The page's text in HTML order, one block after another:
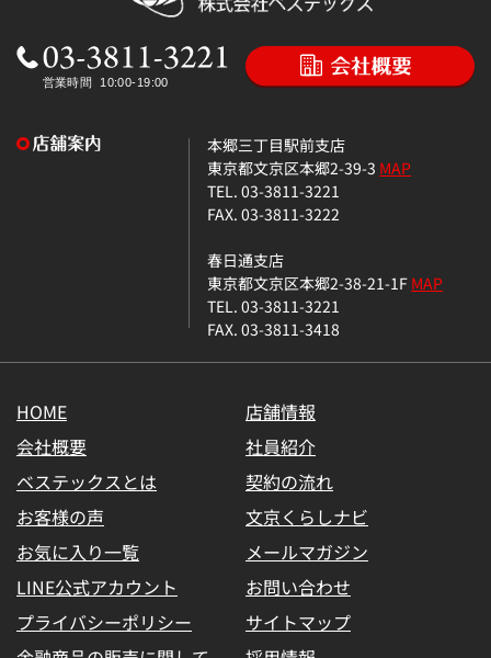
本郷三丁目駅前支店
東京都文京区本郷2-39-3 MAP
TEL. 03-3811-3221
FAX. 03-3811-3222
春日通支店
東京都文京区本郷2-38-21-1FMAP
TEL. 03-3811-3221
FAX. 03-3811-3418
HOME
店舗情報
会社概要
社員紹介
ベステックスとは
契約の流れ
お客様の声
文京くらしナビ
お気に入り一覧
メールマガジン
LINE公式アカウント
お問い合わせ
プライバシーポリシー
サイトマップ